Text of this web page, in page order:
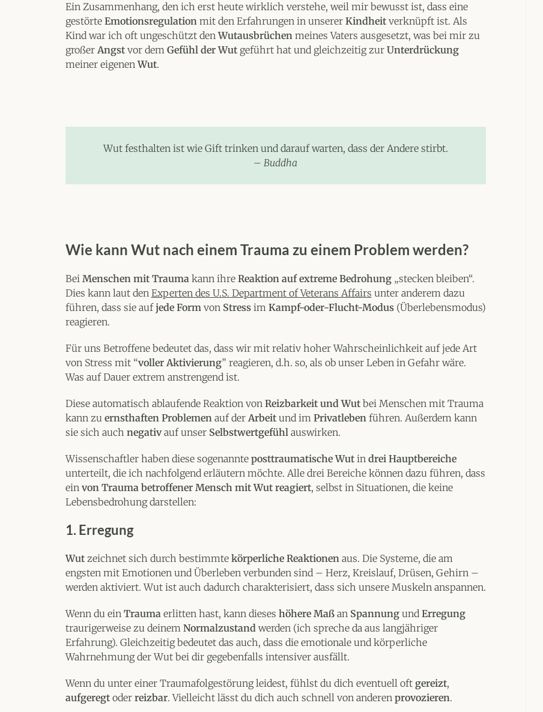
Ein Zusammenhang, den ich erst heute wirklich verstehe, weil mir bewusst ist, dass eine
gestörte Emotionsregulation mit den Erfahrungen in unserer Kindheit verknüpft ist. Als
Kind war ich oft ungeschützt denWutausbrüchen meines Vaters ausgesetzt, was bei mir zu
großer Angst vor dem Gefühl der Wutgeführt hat und gleichzeitig zur Unterdrückung
meiner eigenenWut.
Wut festhalten ist wie Gift trinken und darauf warten, dass der Andere stirbt.
– Buddha
Wie kann Wut nach einem Trauma zu einem Problem werden?
Bei Menschen mit Traumakann ihre Reaktion auf extreme Bedrohung„stecken bleiben“.
Dies kann laut den Experten des U.S. Department of Veterans Affairs unter anderem dazu
führen, dass sie aufjede Formvon Stress im Kampf-oder-Flucht-Modus (Überlebensmodus)
reagieren.
Für uns Betroffene bedeutet das, dass wir mit relativ hoher Wahrscheinlichkeit auf jede Art
von Stress mit “voller Aktivierung” reagieren, d.h. so, als ob unser Leben in Gefahr wäre.
Was auf Dauer extrem anstrengend ist.
Diese automatisch ablaufende Reaktion von Reizbarkeit und Wutbei Menschen mit Trauma
kann zu ernsthaften Problemenauf der Arbeit und im Privatleben führen. Außerdem kann
sie sich auch negativauf unser Selbstwertgefühl auswirken.
Wissenschaftler haben diese sogenannte posttraumatische Wutin drei Hauptbereiche
unterteilt, die ich nachfolgend erläutern möchte. Alle drei Bereiche können dazu führen, dass
ein von Trauma betroffener Mensch mit Wut reagiert, selbst in Situationen, die keine
Lebensbedrohung darstellen:
1. Erregung
Wut zeichnet sich durch bestimmte körperliche Reaktionenaus. Die Systeme, die am
engsten mit Emotionen und Überleben verbunden sind – Herz, Kreislauf, Drüsen, Gehirn –
werden aktiviert. Wut ist auch dadurch charakterisiert, dass sich unsere Muskeln anspannen.
Wenn du ein Trauma erlitten hast, kann dieses höhere Maßan Spannung und Erregung
traurigerweise zu deinem Normalzustand werden (ich spreche da aus langjähriger
Erfahrung). Gleichzeitig bedeutet das auch, dass die emotionale und körperliche
Wahrnehmung der Wut bei dir gegebenfalls intensiver ausfällt.
Wenn du unter einer Traumafolgestörung leidest, fühlst du dich eventuell oft gereizt,
aufgeregt oder reizbar. Vielleicht lässt du dich auch schnell von anderen provozieren.